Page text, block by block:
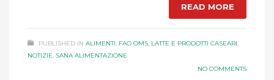
READ MORE
PUBLISHED IN ALIMENTI FAO OMS LATTE E PRODOTTI CASEARI
NOTIZIE SANA ALIMENTAZIONE
NO COMMENTS